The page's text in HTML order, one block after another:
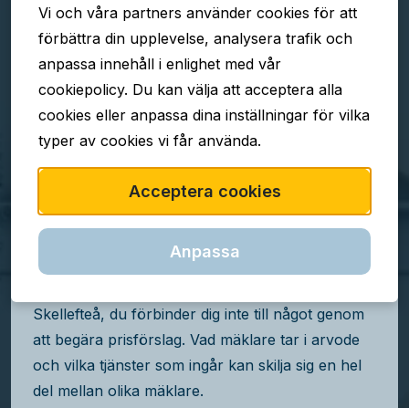
Jämför arvoden
Välj mäklare
TJÄNSTEN ÄR GRATIS
Jämför mäklararvoden i
Skellefteå
Skellefteå, du förbinder dig inte till något genom
att begära prisförslag. Vad mäklare tar i arvode
och vilka tjänster som ingår kan skilja sig en hel
del mellan olika mäklare.
Vi och våra partners använder cookies för att
förbättra din upplevelse, analysera trafik och
anpassa innehåll i enlighet med vår
cookiepolicy. Du kan välja att acceptera alla
cookies eller anpassa dina inställningar för vilka
typer av cookies vi får använda.
Acceptera cookies
Anpassa